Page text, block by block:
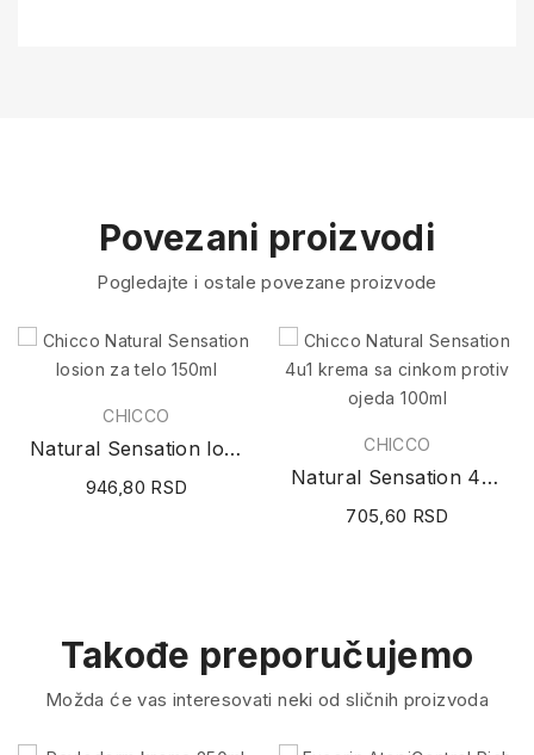
Povezani proizvodi
Pogledajte i ostale povezane proizvode
CHICCO
Natural Sensation losion za telo 150ml
946,80 RSD
CHICCO
Natural Sensation 4u1 krema sa cinkom protiv...
705,60 RSD
Takođe preporučujemo
Možda će vas interesovati neki od sličnih proizvoda